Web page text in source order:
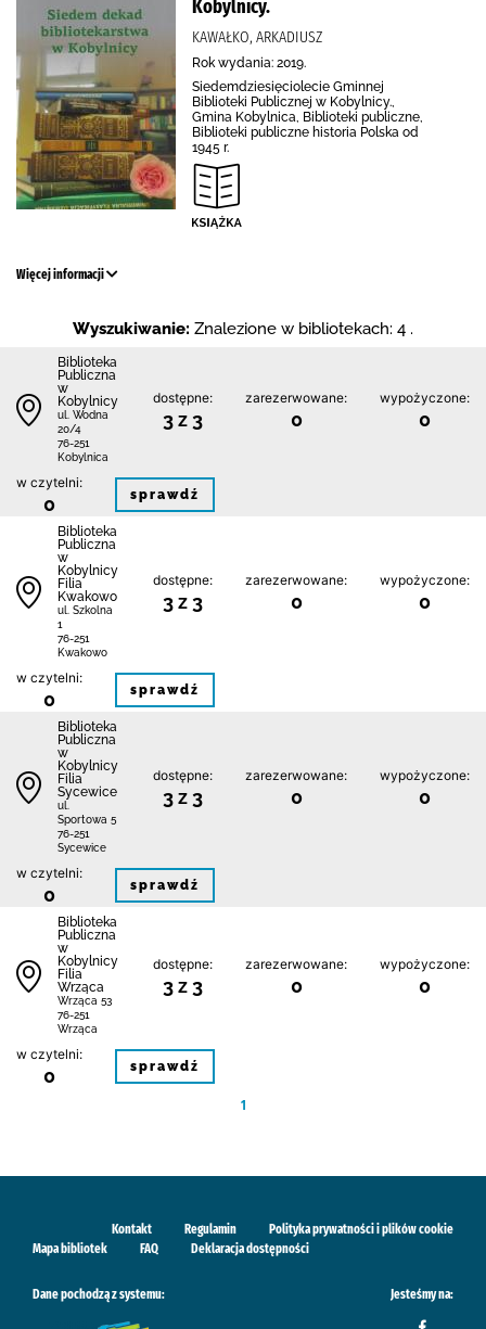
Kobylnicy.
KAWAŁKO, ARKADIUSZ
Rok wydania: 2019.
Siedemdziesięciolecie Gminnej
Biblioteki Publicznej w Kobylnicy.,
Gmina Kobylnica, Biblioteki publiczne,
Biblioteki publiczne historia Polska od
1945 r.
Więcej informacji
Wyszukiwanie: Znalezione w bibliotekach: 4 .
Biblioteka
Publiczna
w
Kobylnicy
ul. Wodna
20/4
76-251
Kobylnica
dostępne:
3 z 3
zarezerwowane:
0
wypożyczone:
0
w czytelni:
0 sprawdź
Biblioteka
Publiczna
w
Kobylnicy
Filia
Kwakowo
ul. Szkolna
1
76-251
Kwakowo
dostępne:
3 z 3
zarezerwowane:
0
wypożyczone:
0
w czytelni:
0 sprawdź
Biblioteka
Publiczna
w
Kobylnicy
Filia
Sycewice
ul.
Sportowa 5
76-251
Sycewice
dostępne:
3 z 3
zarezerwowane:
0
wypożyczone:
0
w czytelni:
0 sprawdź
Biblioteka
Publiczna
w
Kobylnicy
Filia
Wrząca
Wrząca 53
76-251
Wrząca
dostępne:
3 z 3
zarezerwowane:
0
wypożyczone:
0
w czytelni:
0 sprawdź
1
Kontakt Regulamin
Polityka prywatności i plików cookie
Mapa bibliotek
FAQ Deklaracja dostępności
Dane pochodzą z systemu: Jesteśmy na: